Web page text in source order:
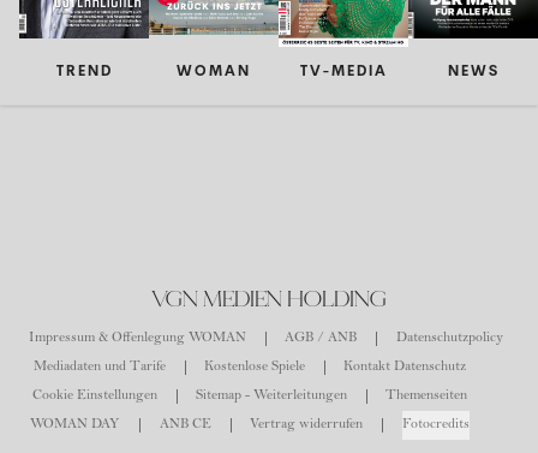
TREND WOMAN TV-MEDIA NEWS
VGN MEDIEN HOLDING
Impressum & Offenlegung WOMAN AGB / ANB
Datenschutzpolicy
Mediadaten und Tarife
Kostenlose Spiele
Kontakt Datenschutz
Cookie Einstellungen
Sitemap - Weiterleitungen
Themenseiten
WOMAN DAY
ANB CE Vertrag widerrufen Fotocredits